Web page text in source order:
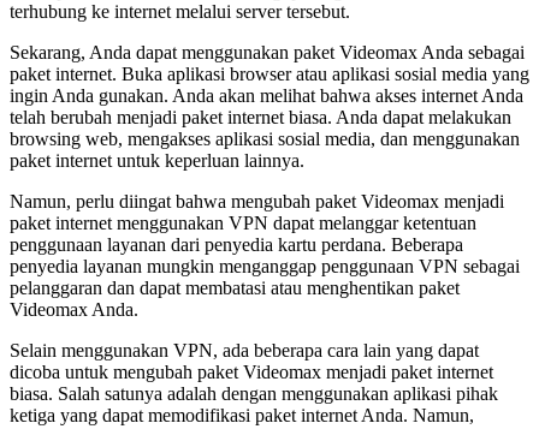
terhubung ke internet melalui server tersebut.
Sekarang, Anda dapat menggunakan paket Videomax Anda sebagai
paket internet. Buka aplikasi browser atau aplikasi sosial media yang
ingin Anda gunakan. Anda akan melihat bahwa akses internet Anda
telah berubah menjadi paket internet biasa. Anda dapat melakukan
browsing web, mengakses aplikasi sosial media, dan menggunakan
paket internet untuk keperluan lainnya.
Namun, perlu diingat bahwa mengubah paket Videomax menjadi
paket internet menggunakan VPN dapat melanggar ketentuan
penggunaan layanan dari penyedia kartu perdana. Beberapa
penyedia layanan mungkin menganggap penggunaan VPN sebagai
pelanggaran dan dapat membatasi atau menghentikan paket
Videomax Anda.
Selain menggunakan VPN, ada beberapa cara lain yang dapat
dicoba untuk mengubah paket Videomax menjadi paket internet
biasa. Salah satunya adalah dengan menggunakan aplikasi pihak
ketiga yang dapat memodifikasi paket internet Anda. Namun,